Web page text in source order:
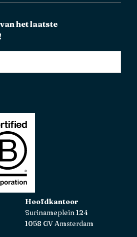
het laatste
Hoofdkantoor
Surinameplein 124
1058 GV Amsterdam